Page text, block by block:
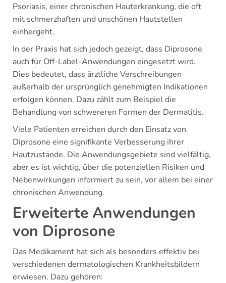
Psoriasis, einer chronischen Hauterkrankung, die oft
mit schmerzhaften und unschönen Hautstellen
einhergeht.
In der Praxis hat sich jedoch gezeigt, dass Diprosone
auch für Off-Label-Anwendungen eingesetzt wird.
Dies bedeutet, dass ärztliche Verschreibungen
außerhalb der ursprünglich genehmigten Indikationen
erfolgen können. Dazu zählt zum Beispiel die
Behandlung von schwereren Formen der Dermatitis.
Viele Patienten erreichen durch den Einsatz von
Diprosone eine signifikante Verbesserung ihrer
Hautzustände. Die Anwendungsgebiete sind vielfältig,
aber es ist wichtig, über die potenziellen Risiken und
Nebenwirkungen informiert zu sein, vor allem bei einer
chronischen Anwendung.
Erweiterte Anwendungen
von Diprosone
Das Medikament hat sich als besonders effektiv bei
verschiedenen dermatologischen Krankheitsbildern
erwiesen. Dazu gehören: